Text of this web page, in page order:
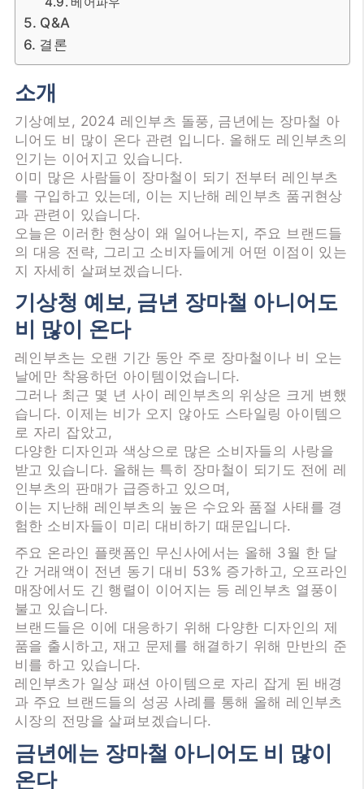
Q&A
결론
소개
기상예보, 2024 레인부츠 돌풍, 금년에는 장마철 아
니어도 비 많이 온다 관련 입니다. 올해도 레인부츠의
인기는 이어지고 있습니다.
이미 많은 사람들이 장마철이 되기 전부터 레인부츠
를 구입하고 있는데, 이는 지난해 레인부츠 품귀현상
과 관련이 있습니다.
오늘은 이러한 현상이 왜 일어나는지, 주요 브랜드들
의 대응 전략, 그리고 소비자들에게 어떤 이점이 있는
지 자세히 살펴보겠습니다.
기상청 예보, 금년 장마철 아니어도
비 많이 온다
레인부츠는 오랜 기간 동안 주로 장마철이나 비 오는
날에만 착용하던 아이템이었습니다.
그러나 최근 몇 년 사이 레인부츠의 위상은 크게 변했
습니다. 이제는 비가 오지 않아도 스타일링 아이템으
로 자리 잡았고,
다양한 디자인과 색상으로 많은 소비자들의 사랑을
받고 있습니다. 올해는 특히 장마철이 되기도 전에 레
인부츠의 판매가 급증하고 있으며,
이는 지난해 레인부츠의 높은 수요와 품절 사태를 경
험한 소비자들이 미리 대비하기 때문입니다.
주요 온라인 플랫폼인 무신사에서는 올해 3월 한 달
간 거래액이 전년 동기 대비 53% 증가하고, 오프라인
매장에서도 긴 행렬이 이어지는 등 레인부츠 열풍이
불고 있습니다.
브랜드들은 이에 대응하기 위해 다양한 디자인의 제
품을 출시하고, 재고 문제를 해결하기 위해 만반의 준
비를 하고 있습니다.
레인부츠가 일상 패션 아이템으로 자리 잡게 된 배경
과 주요 브랜드들의 성공 사례를 통해 올해 레인부츠
시장의 전망을 살펴보겠습니다.
금년에는 장마철 아니어도 비 많이
온다